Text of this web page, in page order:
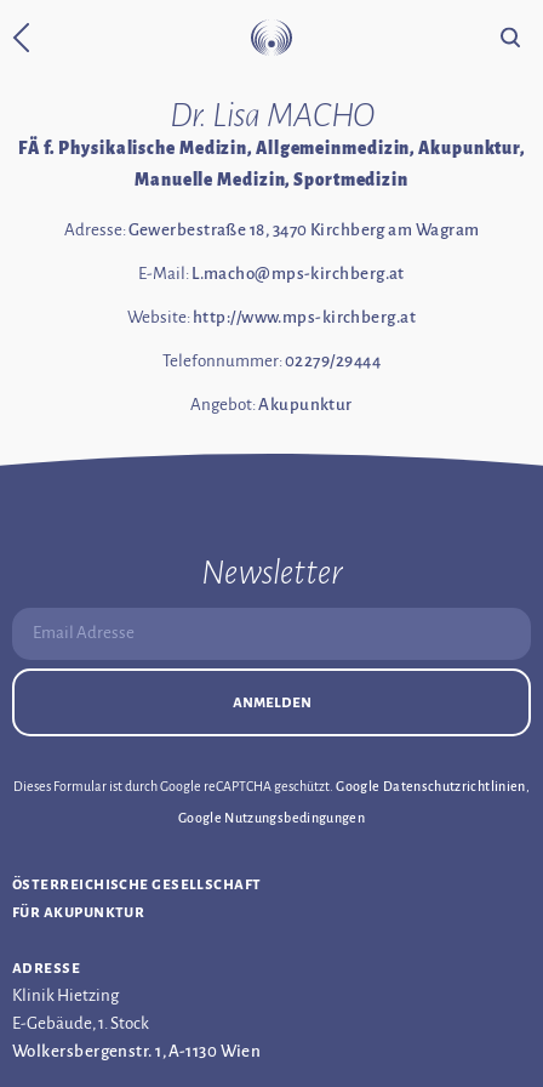
Zurück zur Startseite Suche
Dr. Lisa MACHO
FÄ f. Physikalische Medizin, Allgemeinmedizin, Akupunktur,
Manuelle Medizin, Sportmedizin
Adresse:Gewerbestraße 18, 3470 Kirchberg am Wagram
E-Mail: L.macho@mps-kirchberg.at
Website: http://www.mps-kirchberg.at
Telefonnummer:02279/29444
Angebot:Akupunktur
Newsletter
Email Adresse:
anmelden
Dieses Formular ist durch Google reCAPTCHA geschützt.Google Datenschutzrichtlinien
Google Nutzungsbedingungen
österreichische gesellschaft
für akupunktur
adresse
Klinik Hietzing
E-Gebäude, 1. Stock
Wolkersbergenstr. 1, A-1130 Wien